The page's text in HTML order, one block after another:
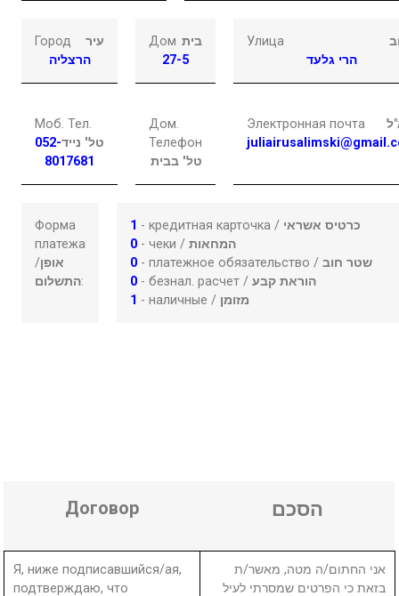
Город
עיר
הרצליה
Дом בית
27-5
Улица
הרי גלעד
Моб. Тел.
טל' נייד052-
8017681
Дом.
Телефон
טל' בבית
Электронная почта
Форма
платежа
/אופן
התשלום:
1 - кредитная карточка / כרטיס אשראי
0 - чеки /המחאות
0 - платежное обязательство /שטר חוב
0 - безнал. расчет /הוראת קבע
1 - наличные / מזומן
Договор הסכם
Я, ниже подписавшийся/ая,
подтверждаю, что
אני החתום/ה מטה, מאשר/ת
בזאת כי הפרטים שמסרתי לעיל